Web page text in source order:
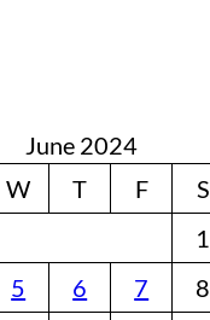
June 2024
W T F S
1
5 6 7 8